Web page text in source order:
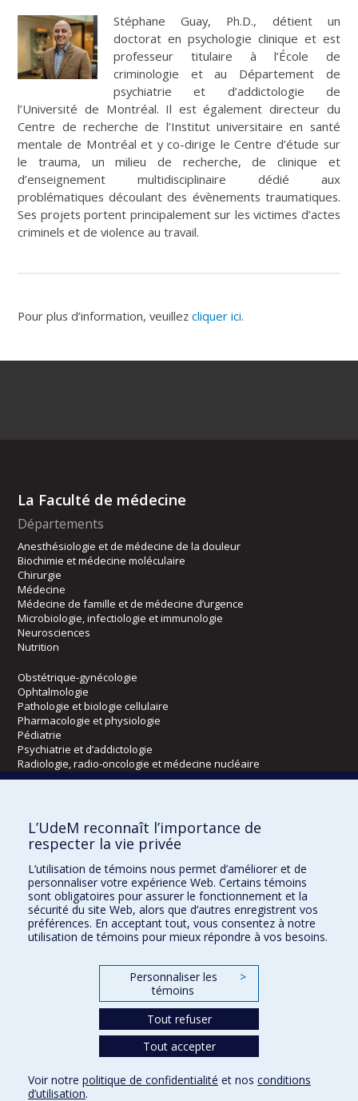
Stéphane Guay, Ph.D., détient un
doctorat en psychologie clinique et est
professeur titulaire à l’École de
criminologie et au Département de
psychiatrie et d’addictologie de
l’Université de Montréal. Il est également directeur du
Centre de recherche de l’Institut universitaire en santé
mentale de Montréal et y co-dirige le Centre d’étude sur
le trauma, un milieu de recherche, de clinique et
d’enseignement multidisciplinaire dédié aux
problématiques découlant des évènements traumatiques.
Ses projets portent principalement sur les victimes d’actes
criminels et de violence au travail.
Pour plus d’information, veuillezcliquer ici.
La Faculté de médecine
Départements
Anesthésiologie et de médecine de la douleur
Biochimie et médecine moléculaire
Chirurgie
Médecine
Médecine de famille et de médecine d’urgence
Microbiologie, infectiologie et immunologie
Neurosciences
Nutrition
Obstétrique-gynécologie
Ophtalmologie
Pathologie et biologie cellulaire
Pharmacologie et physiologie
Pédiatrie
Psychiatrie et d’addictologie
Radiologie, radio-oncologie et médecine nucléaire
Kinésiologie et des sciences de l’activité physique
Orthophonie et audiologie
Réadaptation
Directions
DPC
CPASS
L’UdeM reconnaît l’importance de
respecter la vie privée
L’utilisation de témoins nous permet d’améliorer et de
personnaliser votre expérience Web. Certains témoins
sont obligatoires pour assurer le fonctionnement et la
sécurité du site Web, alors que d’autres enregistrent vos
préférences. En acceptant tout, vous consentez à notre
utilisation de témoins pour mieux répondre à vos besoins.
Personnaliser les
témoins
>
Tout refuser
Tout accepter
Voir notre politique de confidentialité et nos conditions
d’utilisation.